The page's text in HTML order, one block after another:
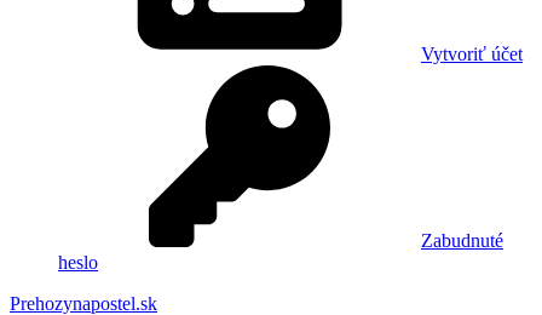
Vytvoriť účet
Zabudnuté
heslo
Prehozynapostel.sk